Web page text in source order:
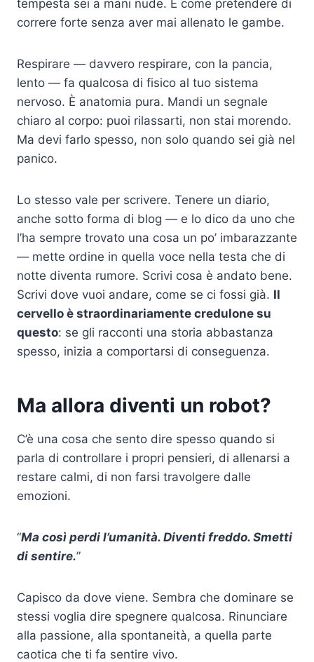
tempesta sei a mani nude. È come pretendere di
correre forte senza aver mai allenato le gambe.
Respirare — davvero respirare, con la pancia,
lento — fa qualcosa di fisico al tuo sistema
nervoso. È anatomia pura. Mandi un segnale
chiaro al corpo: puoi rilassarti, non stai morendo.
Ma devi farlo spesso, non solo quando sei già nel
panico.
Lo stesso vale per scrivere. Tenere un diario,
anche sotto forma di blog — e lo dico da uno che
l’ha sempre trovato una cosa un po’ imbarazzante
— mette ordine in quella voce nella testa che di
notte diventa rumore. Scrivi cosa è andato bene.
Scrivi dove vuoi andare, come se ci fossi già. Il
cervello è straordinariamente credulone su
questo: se gli racconti una storia abbastanza
spesso, inizia a comportarsi di conseguenza.
Ma allora diventi un robot?
C’è una cosa che sento dire spesso quando si
parla di controllare i propri pensieri, di allenarsi a
restare calmi, di non farsi travolgere dalle
emozioni.
“Ma così perdi l’umanità. Diventi freddo. Smetti
di sentire.”
Capisco da dove viene. Sembra che dominare se
stessi voglia dire spegnere qualcosa. Rinunciare
alla passione, alla spontaneità, a quella parte
caotica che ti fa sentire vivo.